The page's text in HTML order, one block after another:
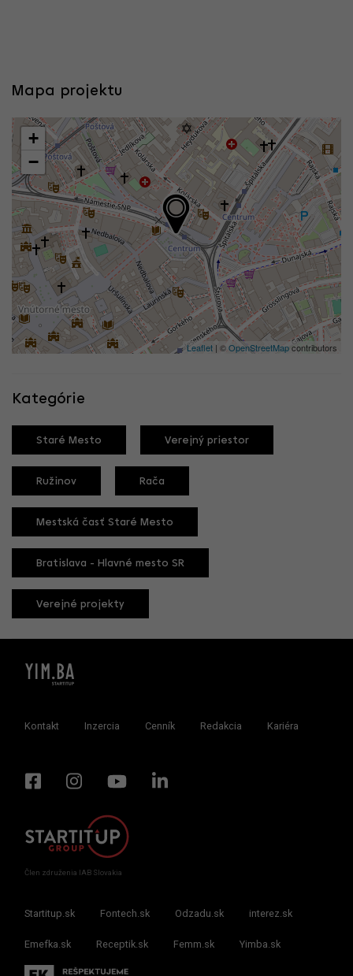
Mapa projektu
+
−
Leaflet | ©OpenStreetMapcontributors
Kategórie
Staré Mesto Verejný priestor
Ružinov Rača
Mestská časť Staré Mesto
Bratislava - Hlavné mesto SR
Verejné projekty
Kontakt Inzercia Cenník Redakcia Kariéra
Člen združenia IAB Slovakia
Startitup.sk Fontech.sk Odzadu.sk interez.sk
Emefka.sk Receptik.sk Femm.sk Yimba.sk